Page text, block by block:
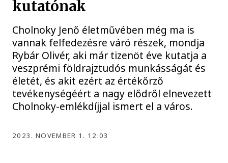
kutatónak
Cholnoky Jenő életművében még ma is
vannak felfedezésre váró részek, mondja
Rybár Olivér, aki már tizenöt éve kutatja a
veszprémi földrajztudós munkásságát és
életét, és akit ezért az értékőrző
tevékenységéért a nagy elődről elnevezett
Cholnoky-emlékdíjjal ismert el a város.
2023. NOVEMBER 1. 12:03